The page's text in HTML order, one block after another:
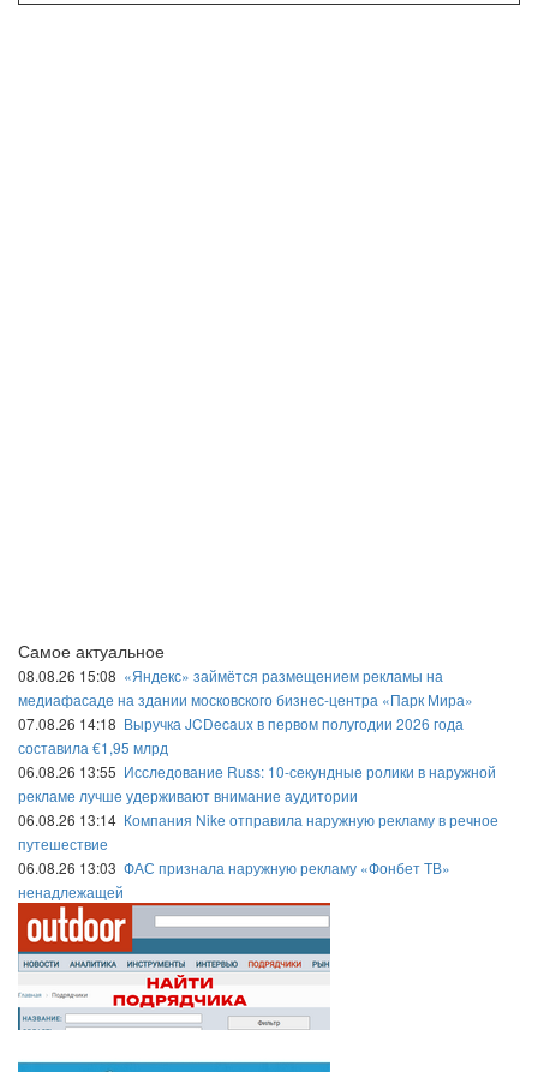
Самое актуальное
08.08.26 15:08 «Яндекс» займётся размещением рекламы на
медиафасаде на здании московского бизнес-центра «Парк Мира»
07.08.26 14:18 Выручка JCDecaux в первом полугодии 2026 года
составила €1,95 млрд
06.08.26 13:55 Исследование Russ: 10-секундные ролики в наружной
рекламе лучше удерживают внимание аудитории
06.08.26 13:14 Компания Nike отправила наружную рекламу в речное
путешествие
06.08.26 13:03 ФАС признала наружную рекламу «Фонбет ТВ»
ненадлежащей